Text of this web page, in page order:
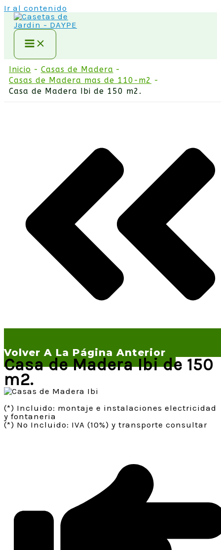
Ir al contenido
Inicio
Casas de Madera
Casas de Madera mas de 110-m2
Casa de Madera Ibi de 150 m2.
Volver A La Página Anterior
Casa de Madera Ibi de 150
m2.
(*) Incluido: montaje e instalaciones electricidad
y fontaneria
(*) No Incluido: IVA (10%) y transporte consultar